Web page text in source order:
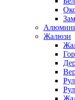
Жалюзи